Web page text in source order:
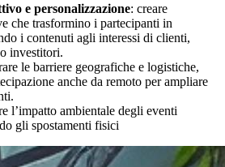
e personalizzazione: creare
che trasformino i partecipanti in
i contenuti agli interessi di clienti,
investitori.
le barriere geografiche e logistiche,
anche da remoto per ampliare
l’impatto ambientale degli eventi
gli spostamenti fisici